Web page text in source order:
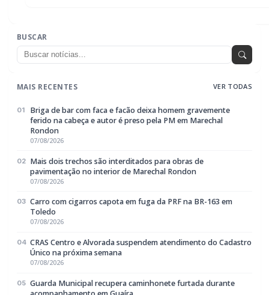
BUSCAR
MAIS RECENTES VER TODAS
01
Briga de bar com faca e facão deixa homem gravemente
ferido na cabeça e autor é preso pela PM em Marechal
Rondon
07/08/2026
02 Mais dois trechos são interditados para obras de
pavimentação no interior de Marechal Rondon
07/08/2026
03 Carro com cigarros capota em fuga da PRF na BR-163 em
Toledo
07/08/2026
04 CRAS Centro e Alvorada suspendem atendimento do Cadastro
Único na próxima semana
07/08/2026
05 Guarda Municipal recupera caminhonete furtada durante